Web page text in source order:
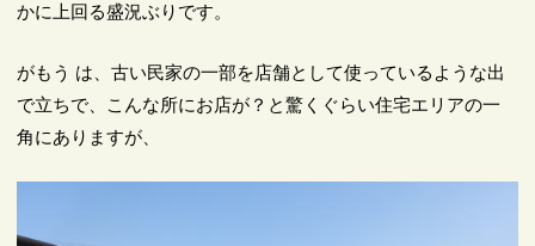
かに上回る盛況ぶりです。
がもう は、古い民家の一部を店舗として使っているような出
で立ちで、こんな所にお店が？と驚くぐらい住宅エリアの一
角にありますが、